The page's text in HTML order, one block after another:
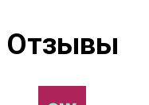
Отзывы